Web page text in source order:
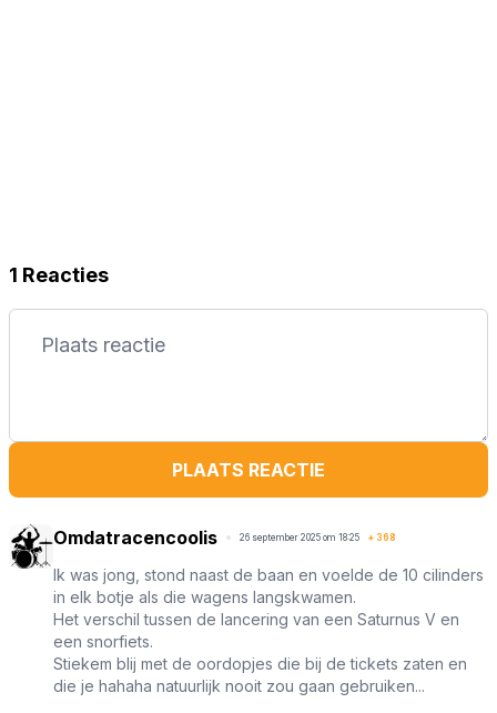
1 Reacties
PLAATS REACTIE
Omdatracencoolis 26 september 2025 om 18:25 + 368
Ik was jong, stond naast de baan en voelde de 10 cilinders
in elk botje als die wagens langskwamen.
Het verschil tussen de lancering van een Saturnus V en
een snorfiets.
Stiekem blij met de oordopjes die bij de tickets zaten en
die je hahaha natuurlijk nooit zou gaan gebruiken...